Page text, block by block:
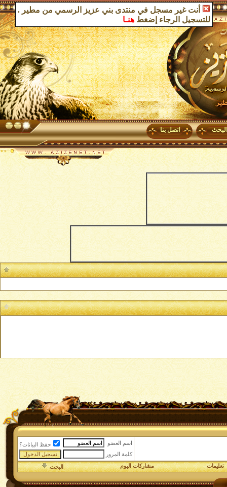
أنت غير مسجل في منتدى بني عزيز الرسمي من مطير .
للتسجيل الرجاء إضغط هنـا
اتصل بنا
اسم العضو
حفظ البيانات؟
كلمة المرور
تعليمات
مشاركات اليوم البحث